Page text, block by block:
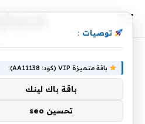
توصيات :
باقة متميزة VIP (كود: AA11138):
باقة باك لينك
تحسين seo